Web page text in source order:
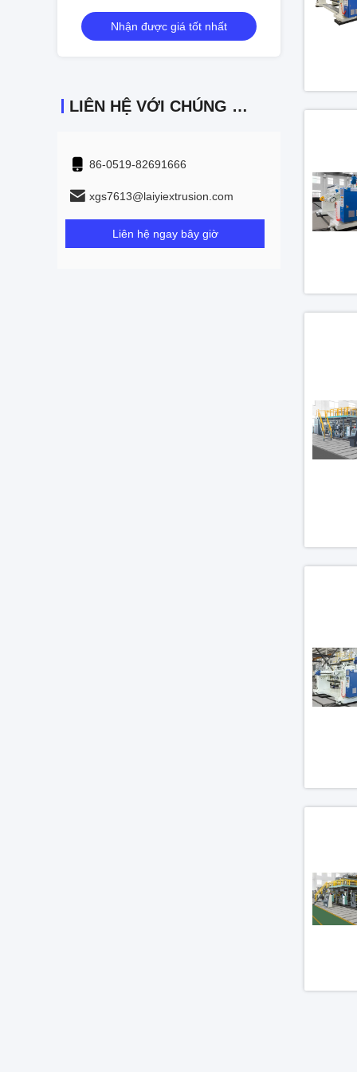
Nhận được giá tốt nhất
LIÊN HỆ VỚI CHÚNG TÔI
86-0519-82691666
xgs7613@laiyiextrusion.com
Liên hệ ngay bây giờ